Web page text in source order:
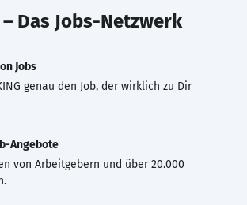
– Das Jobs-Netzwerk
Jobs
genau den Job, der wirklich zu Dir
Angebote
von Arbeitgebern und über 20.000